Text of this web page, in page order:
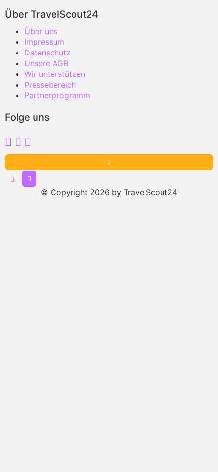
Über TravelScout24
Über uns
Impressum
Datenschutz
Unsere AGB
Wir unterstützen
Pressebereich
Partnerprogramm
Folge uns
© Copyright 2026 by TravelScout24